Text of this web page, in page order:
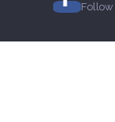
Follow